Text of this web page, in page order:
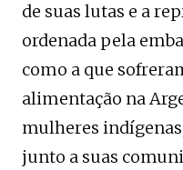
de suas lutas e a
ordenada pela
como a que
alimentação na
mulheres
junto a suas